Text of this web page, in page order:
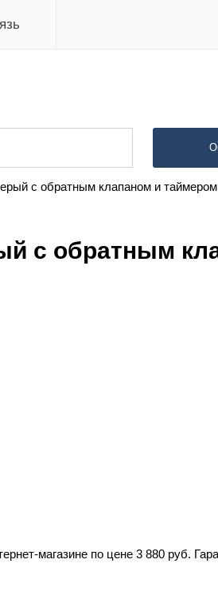
с обратным клапаном и таймером
с обратным
магазине по цене 3 880 руб.